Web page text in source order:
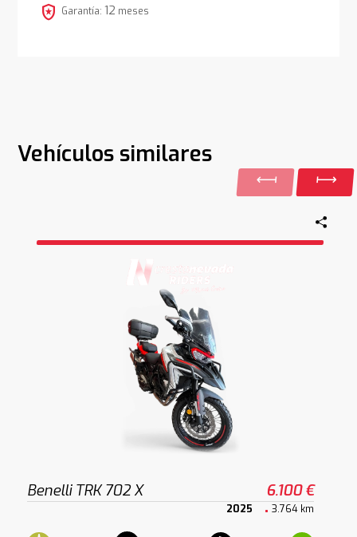
local_police Garantía: 12 meses
Vehículos similares
Benelli TRK 702 X 6.100 €
2025 3.764 km